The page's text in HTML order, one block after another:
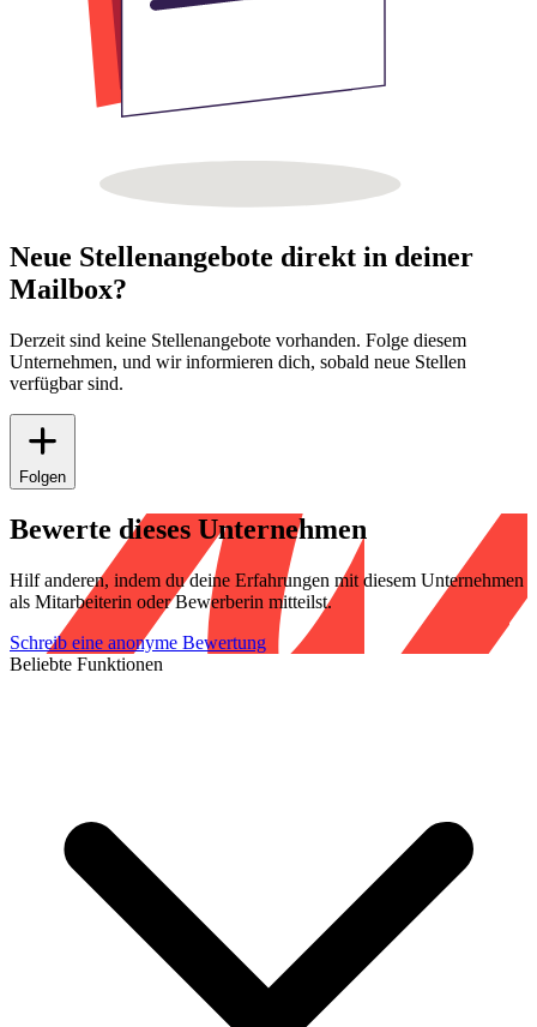
Neue Stellenangebote direkt in deiner
Mailbox?
Derzeit sind keine Stellenangebote vorhanden. Folge diesem
Unternehmen, und wir informieren dich, sobald neue Stellen
verfügbar sind.
Folgen
Bewerte dieses Unternehmen
Hilf anderen, indem du deine Erfahrungen mit diesem Unternehmen
als Mitarbeiterin oder Bewerberin mitteilst.
Schreib eine anonyme Bewertung
Beliebte Funktionen